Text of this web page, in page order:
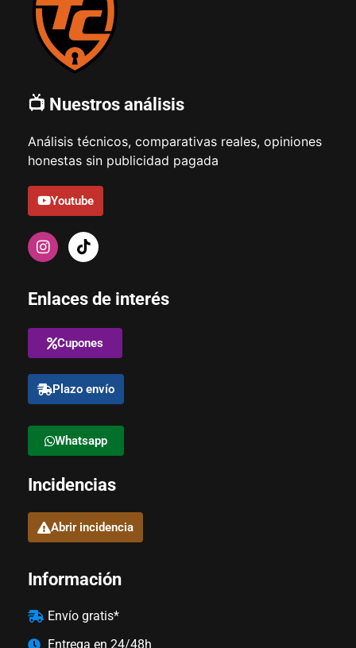
📺 Nuestros análisis
Análisis técnicos, comparativas reales, opiniones
honestas sin publicidad pagada
Youtube
Enlaces de interés
Cupones
Plazo envío
Whatsapp
Incidencias
Abrir incidencia
Información
Envío gratis*
Entrega en 24/48h